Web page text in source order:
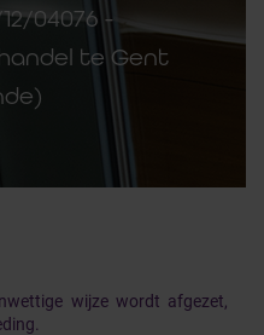
04076 -
te Gent
wijze wordt afgezet,